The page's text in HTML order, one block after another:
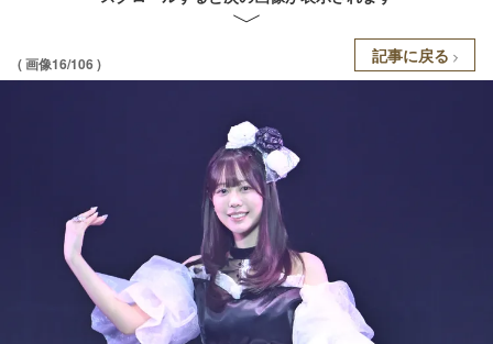
( 画像16/106 ) 記事に戻る